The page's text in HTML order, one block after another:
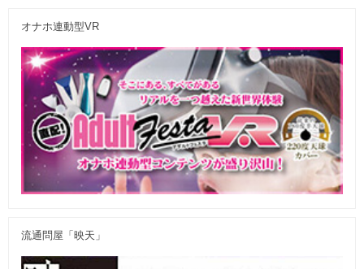
オナホ連動型VR
流通問屋「映天」